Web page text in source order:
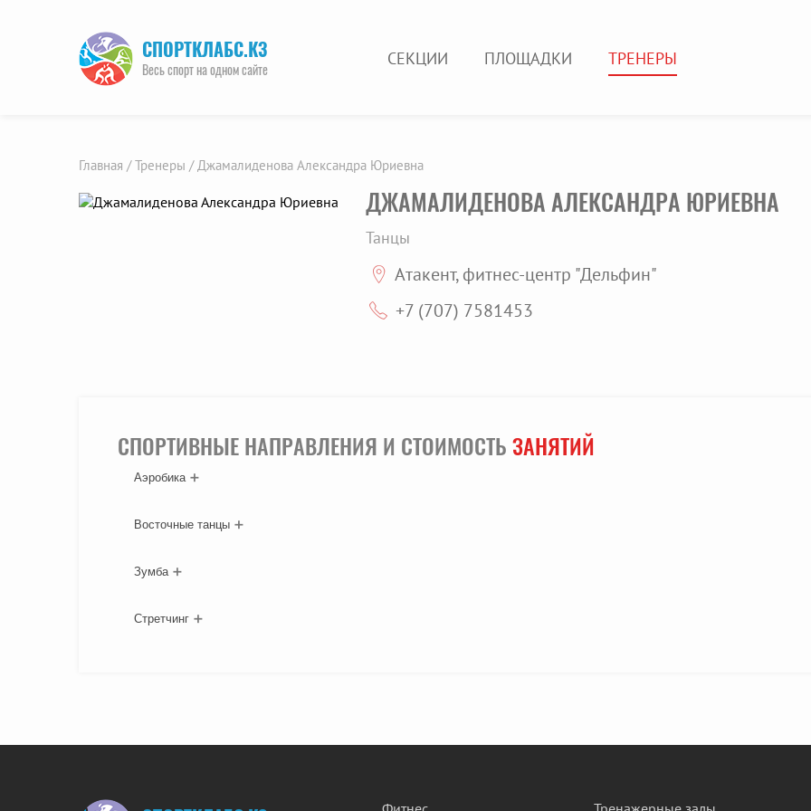
СПОРТКЛАБС.КЗ
Весь спорт на одном сайте СЕКЦИИ ПЛОЩАДКИ ТРЕНЕРЫ
Главная / Тренеры / Джамалиденова Александра Юриевна
ДЖАМАЛИДЕНОВА АЛЕКСАНДРА ЮРИЕВНА
Танцы
Атакент, фитнес-центр "Дельфин"
+7 (707) 7581453
СПОРТИВНЫЕ НАПРАВЛЕНИЯ И СТОИМОСТЬЗАНЯТИЙ
Аэробика
Восточные танцы
Зумба
Стретчинг